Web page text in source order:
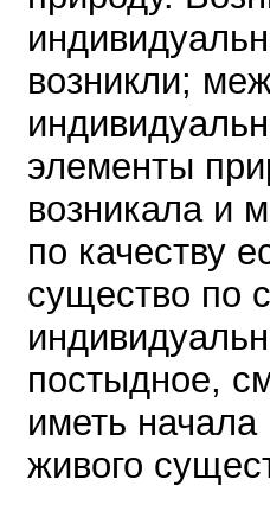
возникли;
элементы
возникала и
по качеству
существо по
постыдное,
иметь начала
живого